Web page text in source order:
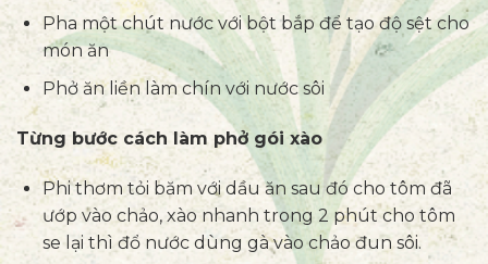
Pha một chút nước với bột bắp để tạo độ sệt cho
món ăn
Phở ăn liền làm chín với nước sôi
Từng bước cách làm phở gói xào
Phi thơm tỏi băm với dầu ăn sau đó cho tôm đã
ướp vào chảo, xào nhanh trong 2 phút cho tôm
se lại thì đổ nước dùng gà vào chảo đun sôi.